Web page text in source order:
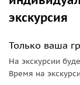
лавками и
экскурсия
Только ваша
На экскурсии
Время на